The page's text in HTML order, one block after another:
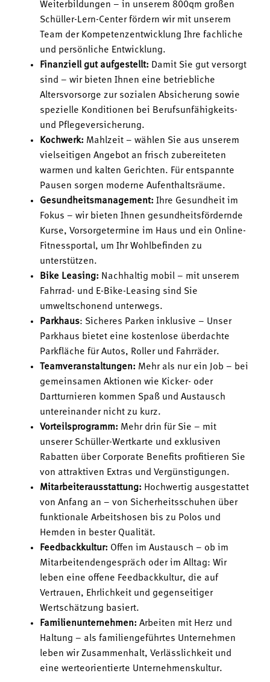
Weiterbildungen – in unserem 800qm großen
Schüller-Lern-Center fördern wir mit unserem
Team der Kompetenzentwicklung Ihre fachliche
und persönliche Entwicklung.
Finanziell gut aufgestellt: Damit Sie gut versorgt
sind – wir bieten Ihnen eine betriebliche
Altersvorsorge zur sozialen Absicherung sowie
spezielle Konditionen bei Berufsunfähigkeits-
und Pflegeversicherung.
Kochwerk: Mahlzeit – wählen Sie aus unserem
vielseitigen Angebot an frisch zubereiteten
warmen und kalten Gerichten. Für entspannte
Pausen sorgen moderne Aufenthaltsräume.
Gesundheitsmanagement: Ihre Gesundheit im
Fokus – wir bieten Ihnen gesundheitsfördernde
Kurse, Vorsorgetermine im Haus und ein Online-
Fitnessportal, um Ihr Wohlbefinden zu
unterstützen.
Bike Leasing: Nachhaltig mobil – mit unserem
Fahrrad- und E-Bike-Leasing sind Sie
umweltschonend unterwegs.
Parkhaus: Sicheres Parken inklusive – Unser
Parkhaus bietet eine kostenlose überdachte
Parkfläche für Autos, Roller und Fahrräder.
Teamveranstaltungen: Mehr als nur ein Job – bei
gemeinsamen Aktionen wie Kicker- oder
Dartturnieren kommen Spaß und Austausch
untereinander nicht zu kurz.
Vorteilsprogramm: Mehr drin für Sie – mit
unserer Schüller-Wertkarte und exklusiven
Rabatten über Corporate Benefits profitieren Sie
von attraktiven Extras und Vergünstigungen.
Mitarbeiterausstattung: Hochwertig ausgestattet
von Anfang an – von Sicherheitsschuhen über
funktionale Arbeitshosen bis zu Polos und
Hemden in bester Qualität.
Feedbackkultur: Offen im Austausch – ob im
Mitarbeitendengespräch oder im Alltag: Wir
leben eine offene Feedbackkultur, die auf
Vertrauen, Ehrlichkeit und gegenseitiger
Wertschätzung basiert.
Familienunternehmen: Arbeiten mit Herz und
Haltung – als familiengeführtes Unternehmen
leben wir Zusammenhalt, Verlässlichkeit und
eine werteorientierte Unternehmenskultur.